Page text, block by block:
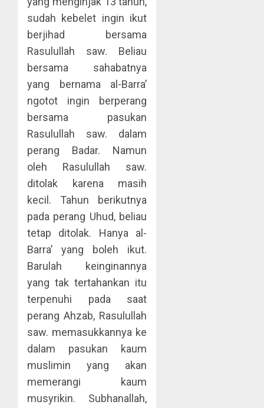
sudah kebelet ingin ikut
berjihad bersama
Rasulullah saw. Beliau
bersama sahabatnya
yang bernama al-Barra’
ngotot ingin berperang
bersama pasukan
Rasulullah saw. dalam
perang Badar. Namun
oleh Rasulullah saw.
ditolak karena masih
kecil. Tahun berikutnya
pada perang Uhud, beliau
tetap ditolak. Hanya al-
Barra’ yang boleh ikut.
Barulah keinginannya
yang tak tertahankan itu
terpenuhi pada saat
perang Ahzab, Rasulullah
saw. memasukkannya ke
dalam pasukan kaum
muslimin yang akan
memerangi kaum
musyrikin. Subhanallah,